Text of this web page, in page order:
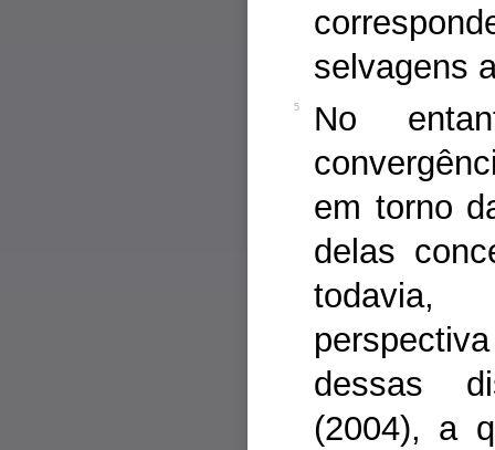
selvagens
5
No
em torno
delas
todavia,
dessas
(2004), a